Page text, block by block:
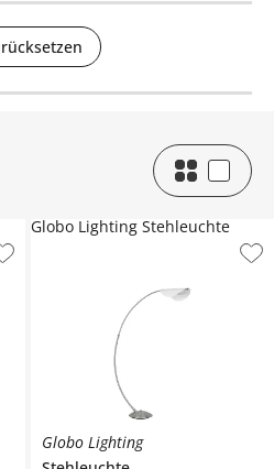
Globo Lighting
Globo Lighting Stehleuchte